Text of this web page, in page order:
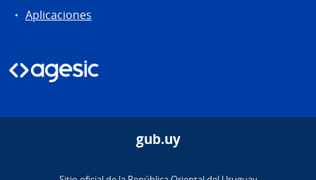
Aplicaciones
gub.uy